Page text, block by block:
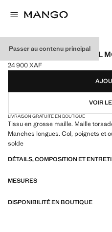
Passer au contenu principal
PULL-OVER MAILLE COL
Prix actuel [24 900 XAF ]
24 900 XAF
Choisissez une couleur
VOIR
LIVRAISON GRATUITE EN BOUTIQUE
Tissu en grosse maille. Maille
Manches longues. Col, poignets et
solde
DÉTAILS, COMPOSITION ET
MESURES
DISPONIBILITÉ EN BOUTIQUE